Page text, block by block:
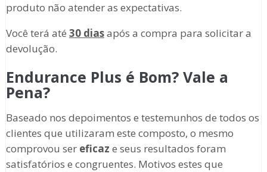
produto não atender as expectativas.
Você terá até 30 diasapós a compra para solicitar a
devolução.
Endurance Plus é Bom? Vale a
Pena?
Baseado nos depoimentos e testemunhos de todos os
clientes que utilizaram este composto, o mesmo
comprovou ser eficaz e seus resultados foram
satisfatórios e congruentes. Motivos estes que